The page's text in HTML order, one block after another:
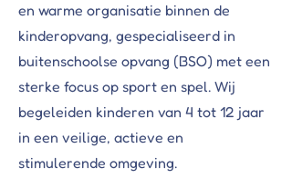
en warme organisatie binnen de
kinderopvang, gespecialiseerd in
buitenschoolse opvang (BSO) met een
sterke focus op sport en spel. Wij
begeleiden kinderen van 4 tot 12 jaar
in een veilige, actieve en
stimulerende omgeving.